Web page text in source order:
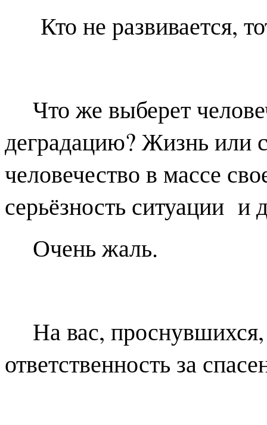
Кто не развивается,
Что же выберет
деградацию? Жизнь или
человечество в массе
серьёзность ситуации и
Очень жаль.
На вас,
ответственность за